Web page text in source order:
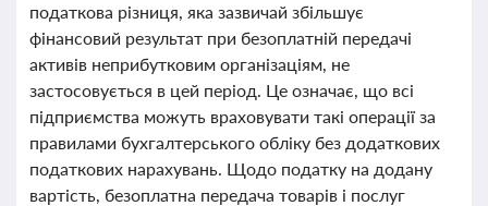
податкова різниця, яка зазвичай збільшує
фінансовий результат при безоплатній передачі
активів неприбутковим організаціям, не
застосовується в цей період. Це означає, що всі
підприємства можуть враховувати такі операції за
правилами бухгалтерського обліку без додаткових
податкових нарахувань. Щодо податку на додану
вартість, безоплатна передача товарів і послуг